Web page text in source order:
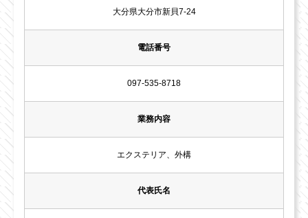
大分県大分市新貝7-24
電話番号
097-535-8718
業務内容
エクステリア、外構
代表氏名